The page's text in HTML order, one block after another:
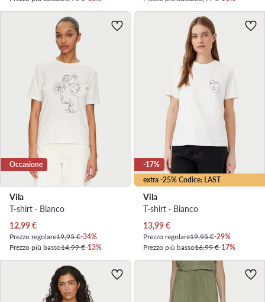
Occasione
Vila
T-shirt · Bianco
Prezzo attuale
12,99€
Prezzo regolare19,95 €-34%
Prezzo più basso14,99 €-13%
extra -25% Codice: LAST
-17%
Vila
T-shirt · Bianco
Prezzo attuale
13,99€
Prezzo regolare19,95 €-29%
Prezzo più basso16,99 €-17%